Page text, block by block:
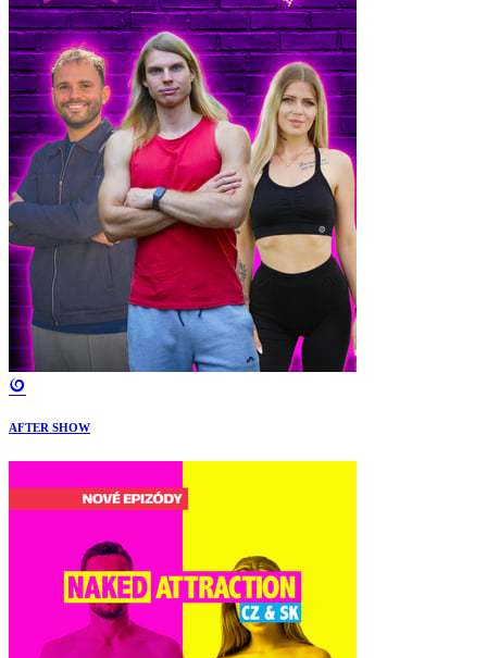
AFTER SHOW